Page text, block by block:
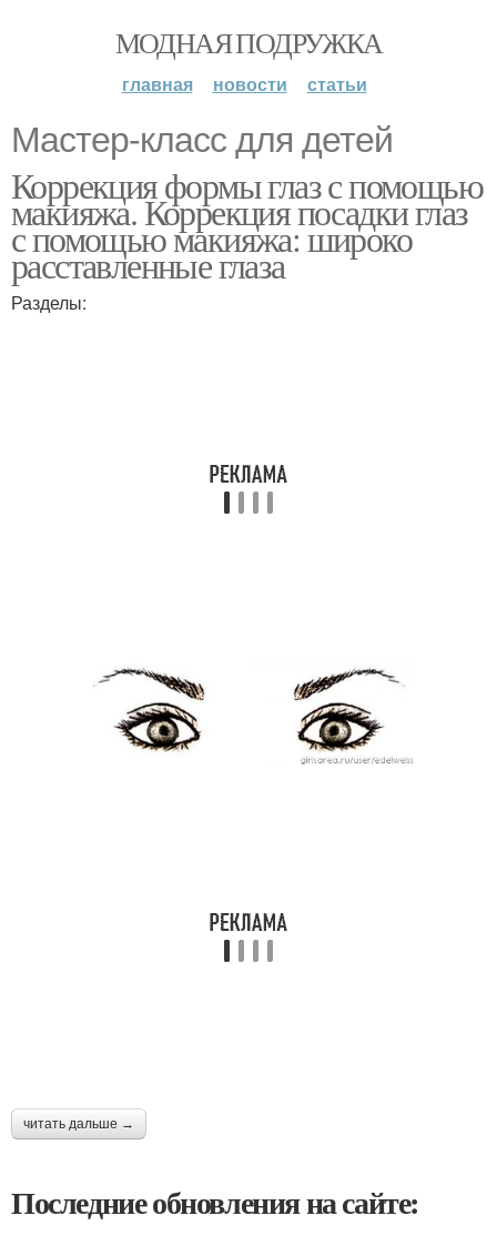
МОДНАЯ ПОДРУЖКА
главная новости статьи
Мастер-класс для детей
Коррекция формы глаз с помощью
макияжа. Коррекция посадки глаз
с помощью макияжа: широко
расставленные глаза
Разделы:
читать дальше →
Последние обновления на сайте: